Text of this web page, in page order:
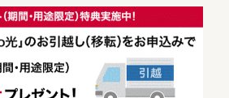
リング張替（LDK・洋室全室・廊
ンフロア張替（洗面所・トイレ） フ
（玄関土間）、クロス張替（壁・天
■空家のため即引渡し可能です♪お気軽
せください♪【周辺環境】「バロー茶が